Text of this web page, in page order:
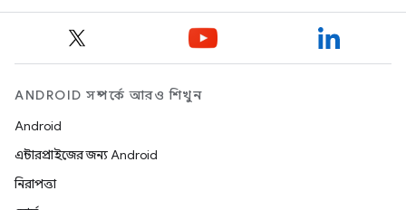
ANDROID সম্পর্কে আরও শিখুন
Android
এন্টারপ্রাইজের জন্য Android
নিরাপত্তা